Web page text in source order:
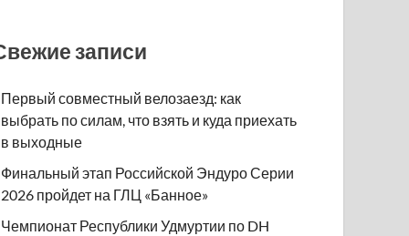
записи
Первый совместный велозаезд: как
выбрать по силам, что взять и куда приехать
в выходные
Финальный этап Российской Эндуро Серии
2026 пройдет на ГЛЦ «Банное»
Чемпионат Республики Удмуртии по DH